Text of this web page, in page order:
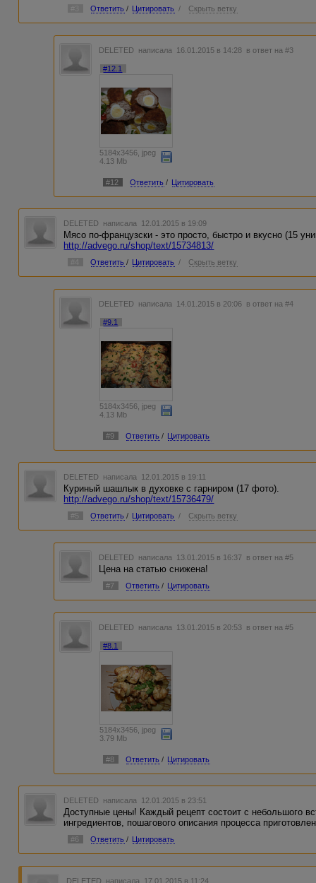
Ответить / Цитировать / Скрыть ветку
DELETED написала 16.01.2015 в 14:28 в ответ на #3
#12.1
5184x3456, jpeg
4.13 Mb
#12 Ответить / Цитировать
DELETED написала 12.01.2015 в 19:09
Мясо по-французски - это просто, быстро и вкусно (15
http://advego.ru/shop/text/15734813/
#4 Ответить / Цитировать / Скрыть ветку
DELETED написала 14.01.2015 в 20:06 в ответ на #4
#9.1
5184x3456, jpeg
4.13 Mb
#9 Ответить / Цитировать
DELETED написала 12.01.2015 в 19:11
Куриный шашлык в духовке с гарниром (17 фото).
http://advego.ru/shop/text/15736479/
#5 Ответить / Цитировать / Скрыть ветку
DELETED написала 13.01.2015 в 16:37 в ответ на #5
Цена на статью снижена!
#7 Ответить / Цитировать
DELETED написала 13.01.2015 в 20:53 в ответ на #5
#8.1
5184x3456, jpeg
3.79 Mb
#8 Ответить / Цитировать
DELETED написала 12.01.2015 в 23:51
Доступные цены! Каждый рецепт состоит с небольшого
ингредиентов, пошагового описания процесса
#6 Ответить / Цитировать
DELETED написала 17.01.2015 в 11:24